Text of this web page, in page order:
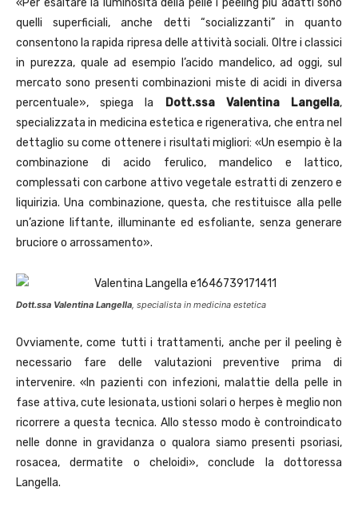
«Per esaltare la luminosità della pelle i peeling più adatti sono
quelli superficiali, anche detti “socializzanti” in quanto
consentono la rapida ripresa delle attività sociali. Oltre i classici
in purezza, quale ad esempio l’acido mandelico, ad oggi, sul
mercato sono presenti combinazioni miste di acidi in diversa
percentuale», spiega la Dott.ssa Valentina Langella,
specializzata in medicina estetica e rigenerativa, che entra nel
dettaglio su come ottenere i risultati migliori: «Un esempio è la
combinazione di acido ferulico, mandelico e lattico,
complessati con carbone attivo vegetale estratti di zenzero e
liquirizia. Una combinazione, questa, che restituisce alla pelle
un’azione liftante, illuminante ed esfoliante, senza generare
bruciore o arrossamento».
Dott.ssa Valentina Langella, specialista in medicina estetica
Ovviamente, come tutti i trattamenti, anche per il peeling è
necessario fare delle valutazioni preventive prima di
intervenire. «In pazienti con infezioni, malattie della pelle in
fase attiva, cute lesionata, ustioni solari o herpes è meglio non
ricorrere a questa tecnica. Allo stesso modo è controindicato
nelle donne in gravidanza o qualora siamo presenti psoriasi,
rosacea, dermatite o cheloidi», conclude la dottoressa
Langella.